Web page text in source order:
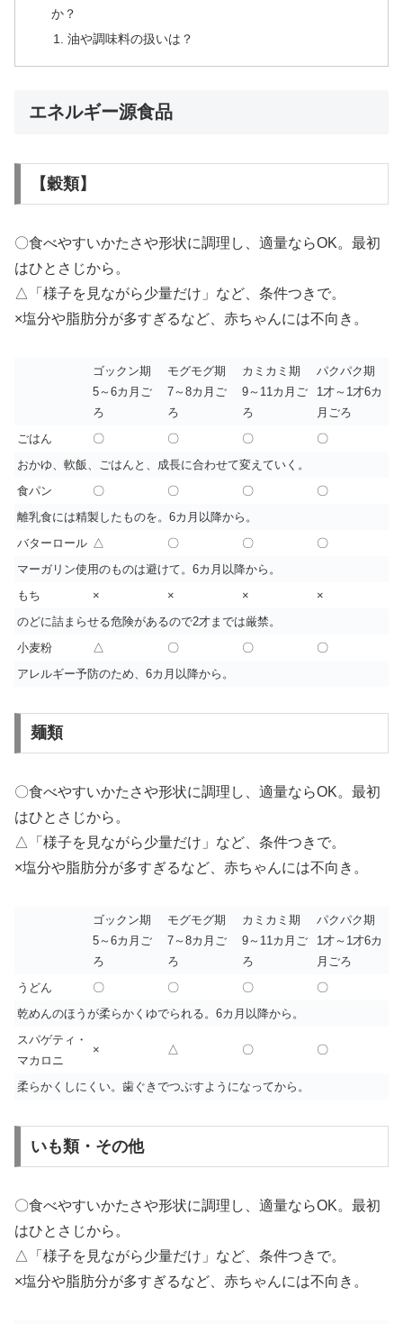
か？
油や調味料の扱いは？
エネルギー源食品
【穀類】
〇食べやすいかたさや形状に調理し、適量ならOK。最初
はひとさじから。
△「様子を見ながら少量だけ」など、条件つきで。
×塩分や脂肪分が多すぎるなど、赤ちゃんには不向き。
ゴックン期
5～6カ月ご
ろ
モグモグ期
7～8カ月ご
ろ
カミカミ期
9～11カ月ご
ろ
パクパク期
1才～1才6カ
月ごろ
ごはん
〇 〇 〇
〇
おかゆ、軟飯、ごはんと、成長に合わせて変えていく。
食パン
〇 〇 〇
〇
離乳食には精製したものを。6カ月以降から。
バターロール △ 〇 〇
〇
マーガリン使用のものは避けて。6カ月以降から。
もち
× × ×
×
のどに詰まらせる危険があるので2才までは厳禁。
小麦粉
△ 〇 〇
〇
アレルギー予防のため、6カ月以降から。
麺類
〇食べやすいかたさや形状に調理し、適量ならOK。最初
はひとさじから。
△「様子を見ながら少量だけ」など、条件つきで。
×塩分や脂肪分が多すぎるなど、赤ちゃんには不向き。
ゴックン期
5～6カ月ご
ろ
モグモグ期
7～8カ月ご
ろ
カミカミ期
9～11カ月ご
ろ
パクパク期
1才～1才6カ
月ごろ
うどん
〇 〇 〇
〇
乾めんのほうが柔らかくゆでられる。6カ月以降から。
スパゲティ・
マカロニ
× △ 〇 〇
柔らかくしにくい。歯ぐきでつぶすようになってから。
いも類・その他
〇食べやすいかたさや形状に調理し、適量ならOK。最初
はひとさじから。
△「様子を見ながら少量だけ」など、条件つきで。
×塩分や脂肪分が多すぎるなど、赤ちゃんには不向き。